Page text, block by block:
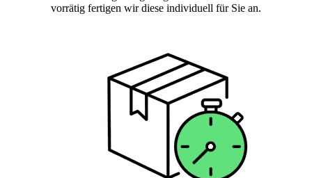
vorrätig fertigen wir diese individuell für Sie an.